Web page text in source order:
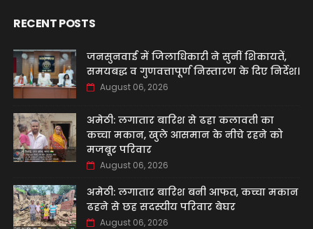
RECENT POSTS
जनसुनवाई में जिलाधिकारी ने सुनीं शिकायतें,
समयबद्ध व गुणवत्तापूर्ण निस्तारण के दिए निर्देश।
August 06, 2026
अमेठी: लगातार बारिश से ढहा कलावती का
कच्चा मकान, खुले आसमान के नीचे रहने को
मजबूर परिवार
August 06, 2026
अमेठी: लगातार बारिश बनी आफत, कच्चा मकान
ढहने से छह सदस्यीय परिवार बेघर
August 06, 2026